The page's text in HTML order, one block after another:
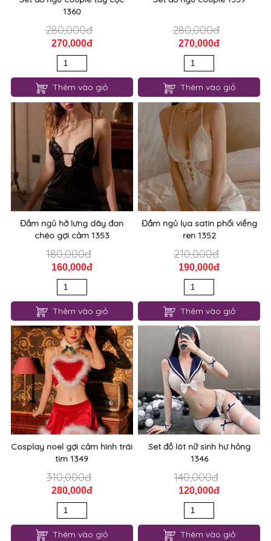
1360
280,000đ
270,000đ
Thêm vào giỏ
280,000đ
270,000đ
Thêm vào giỏ
Đầm ngủ hở lưng dây đan
chéo gợi cảm 1353
180,000đ
160,000đ
Thêm vào giỏ
Đầm ngủ lụa satin phối viềng
ren 1352
210,000đ
190,000đ
Thêm vào giỏ
Cosplay noel gợi cảm hình trái
tim 1349
310,000đ
280,000đ
Thêm vào giỏ
Set đồ lót nữ sinh hư hỏng
1346
140,000đ
120,000đ
Thêm vào giỏ